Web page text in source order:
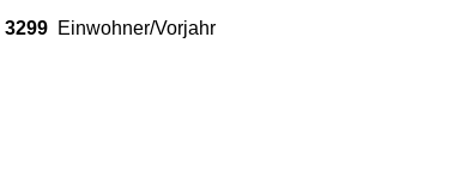
3299 Einwohner/Vorjahr